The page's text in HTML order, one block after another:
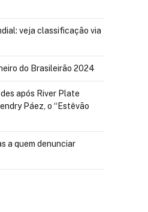
veja classificação via
do Brasileirão 2024
após River Plate
Páez, o “Estêvão
a quem denunciar